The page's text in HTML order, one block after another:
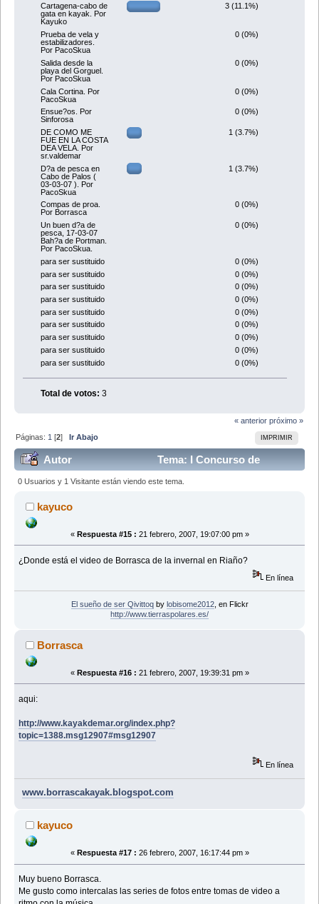
Cartagena-cabo de
gata en kayak. Por
Kayuko
3 (11.1%)
Prueba de vela y
estabilizadores.
Por PacoSkua
0 (0%)
Salida desde la
playa del Gorguel.
Por PacoSkua
0 (0%)
Cala Cortina. Por
PacoSkua
0 (0%)
Ensue?os. Por
Sinforosa
0 (0%)
DE COMO ME
FUE EN LA COSTA
DEA VELA. Por
sr.valdemar
1 (3.7%)
D?a de pesca en
Cabo de Palos (
03-03-07 ). Por
PacoSkua
1 (3.7%)
Compas de proa.
Por Borrasca
0 (0%)
Un buen d?a de
pesca, 17-03-07
Bah?a de Portman.
Por PacoSkua.
0 (0%)
para ser sustituido
0 (0%)
para ser sustituido
0 (0%)
para ser sustituido
0 (0%)
para ser sustituido
0 (0%)
para ser sustituido
0 (0%)
para ser sustituido
0 (0%)
para ser sustituido
0 (0%)
para ser sustituido
0 (0%)
para ser sustituido
0 (0%)
Total de votos: 3
« anterior próximo »
IMPRIMIR
Páginas: 1 [2]Ir Abajo
Autor
Tema: I Concurso de
Reportajes (Leído 152871 veces)
0 Usuarios y 1 Visitante están viendo este tema.
kayuco
« Respuesta #15 : 21 febrero, 2007, 19:07:00 pm »
¿Donde está el video de Borrasca de la invernal en Riaño?
En línea
El sueño de ser Qivittoqby lobisome2012, en Flickr
http://www.tierraspolares.es/
Borrasca
« Respuesta #16 : 21 febrero, 2007, 19:39:31 pm »
aqui:
http://www.kayakdemar.org/index.php?
topic=1388.msg12907#msg12907
En línea
www.borrascakayak.blogspot.com
kayuco
« Respuesta #17 : 26 febrero, 2007, 16:17:44 pm »
Muy bueno Borrasca.
Me gusto como intercalas las series de fotos entre tomas de video a